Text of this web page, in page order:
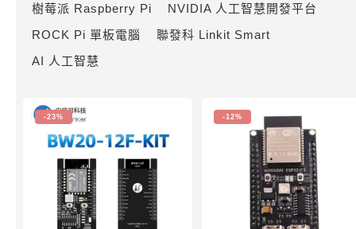
樹莓派 Raspberry Pi
NVIDIA 人工智慧開發平台
ROCK Pi 單板電腦
聯發科 Linkit Smart
AI 人工智慧
-23% -12%